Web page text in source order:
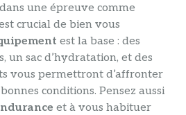
une épreuve comme
crucial de bien vous
est la base : des
un sac d’hydratation, et des
vous permettront d’affronter
conditions. Pensez aussi
et à vous habituer